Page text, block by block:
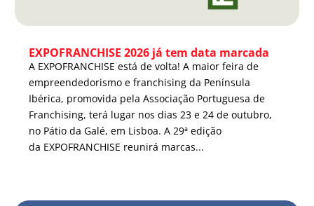
EXPOFRANCHISE 2026 já tem data marcada
A EXPOFRANCHISE está de volta! A maior feira de
empreendedorismo e franchising da Península
Ibérica, promovida pela Associação Portuguesa de
Franchising, terá lugar nos dias 23 e 24 de outubro,
no Pátio da Galé, em Lisboa. A 29ª edição
da EXPOFRANCHISE reunirá marcas...